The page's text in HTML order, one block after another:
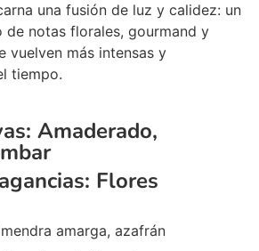
una fusión de luz y calidez: un
notas florales, gourmand y
vuelven más intensas y
tiempo.
Amaderado,
Flores
amarga, azafrán